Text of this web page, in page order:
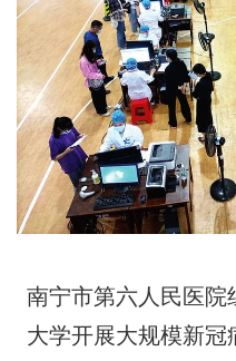
南宁市第六人民医院
大学开展大规模新冠